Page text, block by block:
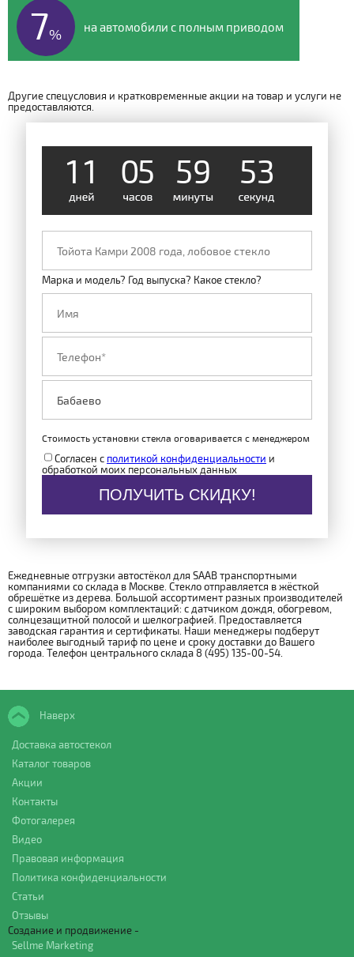
7% на автомобили с полным приводом
Другие спецусловия и кратковременные акции на товар и услуги не
предоставляются.
1 1 05 59 52
Марка и модель? Год выпуска? Какое стекло?
Стоимость установки стекла оговаривается с менеджером
Согласен с политикой конфиденциальности и
обработкой моих персональных данных
ПОЛУЧИТЬ СКИДКУ!
Ежедневные отгрузки автостёкол для SAAB транспортными
компаниями со склада в Москве. Стекло отправляется в жёсткой
обрешётке из дерева. Большой ассортимент разных производителей
с широким выбором комплектаций: с датчиком дождя, обогревом,
солнцезащитной полосой и шелкографией. Предоставляется
заводская гарантия и сертификаты. Наши менеджеры подберут
наиболее выгодный тариф по цене и сроку доставки до Вашего
города. Телефон центрального склада 8 (495) 135-00-54.
Наверх
Доставка автостекол
Каталог товаров
Акции
Контакты
Фотогалерея
Видео
Правовая информация
Политика конфиденциальности
Статьи
Отзывы
Создание и продвижение -
Sellme Marketing